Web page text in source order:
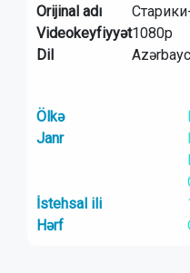
Orijinal adı
Videokeyfiyyət1080p
Dil
Ölkə
Janr
İstehsal ili
Hərf